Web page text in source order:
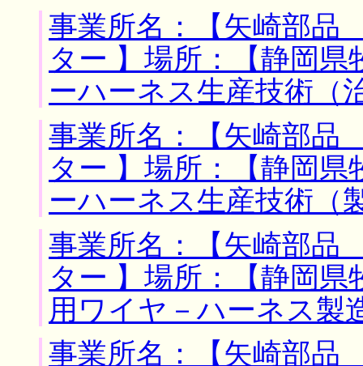
事業所名：【矢崎部
ター 】場所：【静岡
ーハーネス生産技術（
事業所名：【矢崎部
ター 】場所：【静岡
ーハーネス生産技術（
事業所名：【矢崎部
ター 】場所：【静岡
用ワイヤ－ハーネス製
事業所名：【矢崎部